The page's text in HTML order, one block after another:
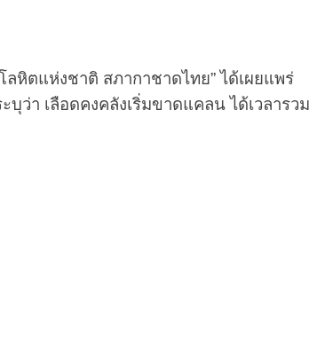
แห่งชาติ สภากาชาดไทย” ได้เผยแพร่
ว่า เลือดคงคลังเริ่มขาดแคลน ได้เวลารวม